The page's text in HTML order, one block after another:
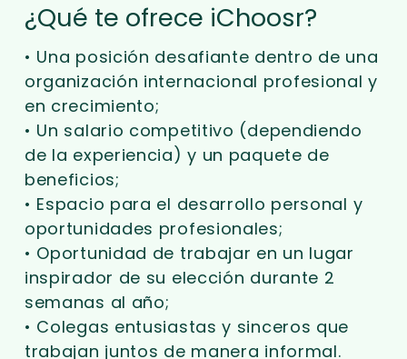
¿Qué te ofrece iChoosr?
• Una posición desafiante dentro de una
organización internacional profesional y
en crecimiento;
• Un salario competitivo (dependiendo
de la experiencia) y un paquete de
beneficios;
• Espacio para el desarrollo personal y
oportunidades profesionales;
• Oportunidad de trabajar en un lugar
inspirador de su elección durante 2
semanas al año;
• Colegas entusiastas y sinceros que
trabajan juntos de manera informal.